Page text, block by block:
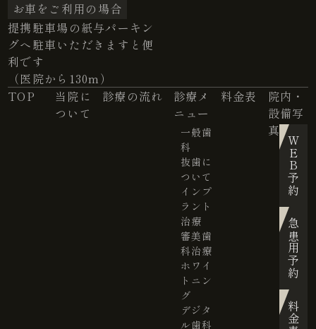
WEB予約
急患用予約
料金表
お車をご利用の場合
提携駐車場の紙与パーキン
グへ駐車いただきますと便
利です
（医院から130m）
TOP
当院に
ついて
診療の流れ
診療メ
ニュー
一般歯
科
抜歯に
ついて
インプ
ラント
治療
審美歯
科治療
ホワイ
トニン
グ
デジタ
ル歯科
料金表
院内・
設備写
真